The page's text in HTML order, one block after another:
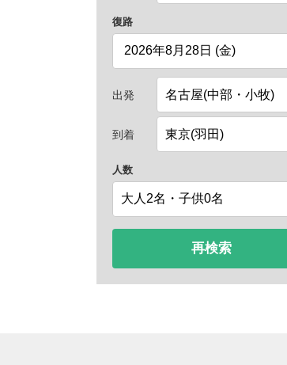
復路
出発
到着
人数
再検索